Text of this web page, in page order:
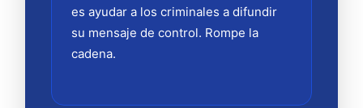
es ayudar a los criminales a difundir
su mensaje de control. Rompe la
cadena.